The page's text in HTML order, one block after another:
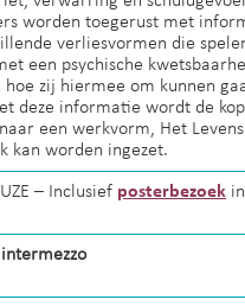
worden toegerust met
verliesvormen die
een psychische
hoe zij hiermee om kunnen
deze informatie wordt de
een werkvorm, Het
kan worden ingezet.
– Inclusief posterbezoek